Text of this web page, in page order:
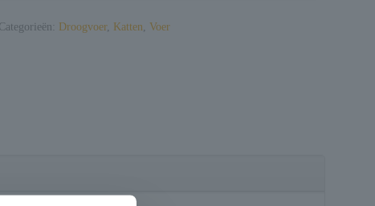
Categorieën: Droogvoer, Katten Voer